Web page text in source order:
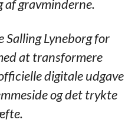
af gravminderne.
Lyneborg for
at transformere
digitale udgave
og det trykte